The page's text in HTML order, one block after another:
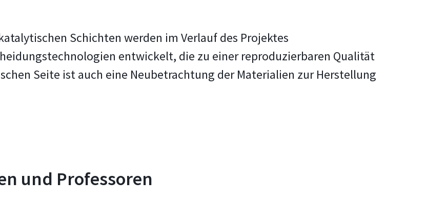
Schichten werden im Verlauf des Projektes
entwickelt, die zu einer reproduzierbaren Qualität
Seite ist auch eine Neubetrachtung der Materialien zur Herstellung
und Professoren